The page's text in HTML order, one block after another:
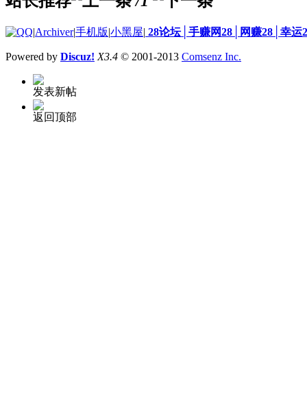
|Archiver|手机版|小黑屋| 28论坛│手赚网28│网赚28│幸
Powered by Discuz! X3.4 © 2001-2013 Comsenz Inc.
发表新帖
返回顶部